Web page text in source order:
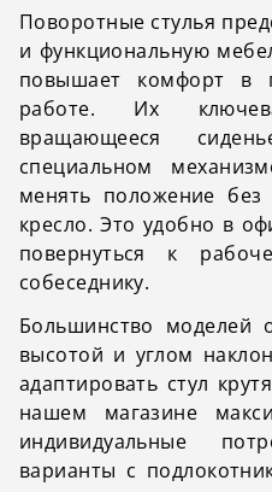
Поворотные стулья
и функциональную
повышает комфорт в
работе. Их
вращающееся
специальном
менять положение без
кресло. Это удобно в
повернуться к
собеседнику.
Большинство моделей
высотой и углом
адаптировать стул
нашем магазине
индивидуальные
варианты с